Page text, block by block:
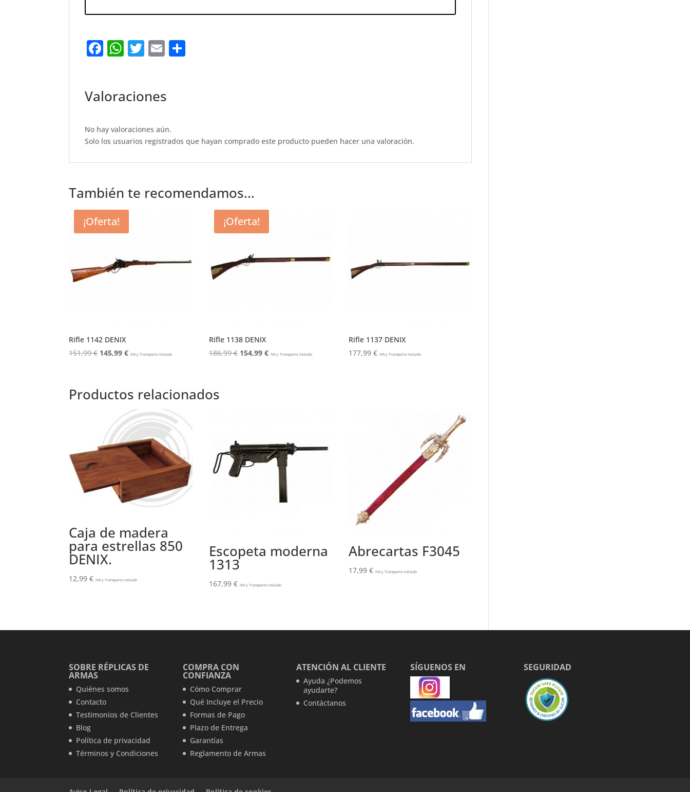
F
e
o
o
k
W
s
p
p
T
te
E
l
Valoraciones
No hay valoraciones aún.
Solo los usuarios registrados que hayan comprado este producto pueden hacer una valoración.
También te recomendamos…
¡Oferta!
Rifle 1142 DENIX
151,99€ El
151,99 €.
145,99€El
145,99 €.
IVA y Transporte Incluido
¡Oferta!
Rifle 1138 DENIX
186,99€ El
154,99 €ElIVA y Transporte Incluido
Rifle 1137 DENIX
177,99 € IVA y Transporte Incluido
Productos relacionados
Caja de madera
para estrellas 850
DENIX.
12,99€ IVA y Transporte Incluido
Escopeta moderna
1313
167,99 € IVA y Transporte Incluido
Abrecartas F3045
17,99 € IVA y Transporte Incluido
SOBRE RÉPLICAS DE
ARMAS
Quiénes somos
Contacto
Testimonios de Clientes
Blog
Política de privacidad
Términos y Condiciones
COMPRA CON
CONFIANZA
Cómo Comprar
Qué Incluye el Precio
Formas de Pago
Plazo de Entrega
Garantías
Reglamento de Armas
ATENCIÓN AL CLIENTE
Ayuda ¿Podemos
ayudarte?
Contáctanos
SÍGUENOS EN SEGURIDAD